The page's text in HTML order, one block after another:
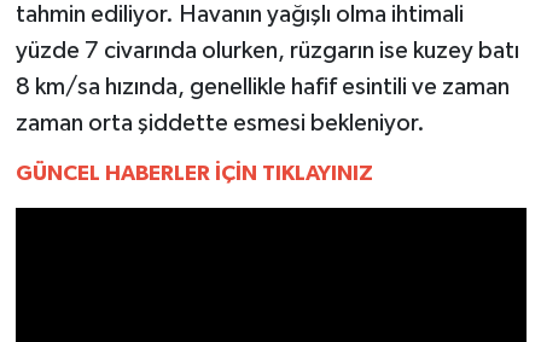
tahmin ediliyor. Havanın yağışlı olma ihtimali
yüzde 7 civarında olurken, rüzgarın ise kuzey batı
8 km/sa hızında, genellikle hafif esintili ve zaman
zaman orta şiddette esmesi bekleniyor.
GÜNCEL HABERLER İÇİN TIKLAYINIZ
ŞİRKET HABERLERİ
SİYASET
SPOR